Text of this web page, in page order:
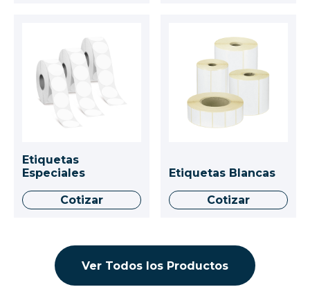
Etiquetas
Especiales
Cotizar
Etiquetas Blancas
Cotizar
Ver Todos los Productos